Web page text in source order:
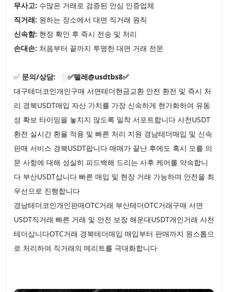
무사고: 수많은 거래로 검증된 안심 인증업체
직거래: 원하는 장소에서 대면 직거래 원칙
신속함: 현장 확인 후 즉시 전송 및 처리
손대손: 처음부터 끝까지 투명한 대면 거래 전문
✅ 문의/상담:
✅텔레@usdtbs8✅
대구테더코인개인구매 서면테더현금교환 안전 환전 및 즉시 처
리 경북USDT매입 자산 가치를 가장 신속하게 현가화하여 유동
성 확보 타이밍을 놓치지 않도록 밀착 서포트합니다 사천USDT
환전 실시간 환율 적용 및 빠른 처리 지원 경남테더매입 및 신속
판매 서비스 경북USDT팝니다 매매가 끝난 후에도 혹시 모를 의
문 사항에 대해 성실히 피드백해 드리는 사후 케어를 약속합니
다 부산USDT삽니다 빠른 매입 및 현장 거래 가능하며 안전을 최
우선으로 진행합니다
경남테더코인개인판매OTC거래 부산테더OTC거래구매 서면
USDT직거래 빠른 거래 및 안전 보장 해운대USDT개인거래 사천
테더삽니다OTC거래 경북테더매입 매입부터 판매까지 원스톱으
로 처리하여 직거래의 메리트를 극대화합니다